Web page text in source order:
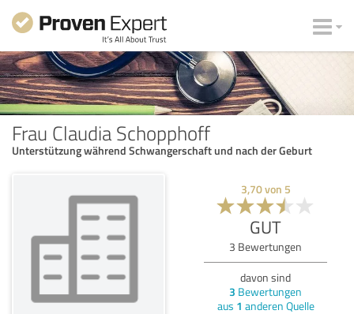
Frau Claudia Schopphoff
Unterstützung während Schwangerschaft und nach der Geburt
3,70von 5
GUT
3 Bewertungen
davon sind
3 Bewertungen
aus 1 anderen Quelle